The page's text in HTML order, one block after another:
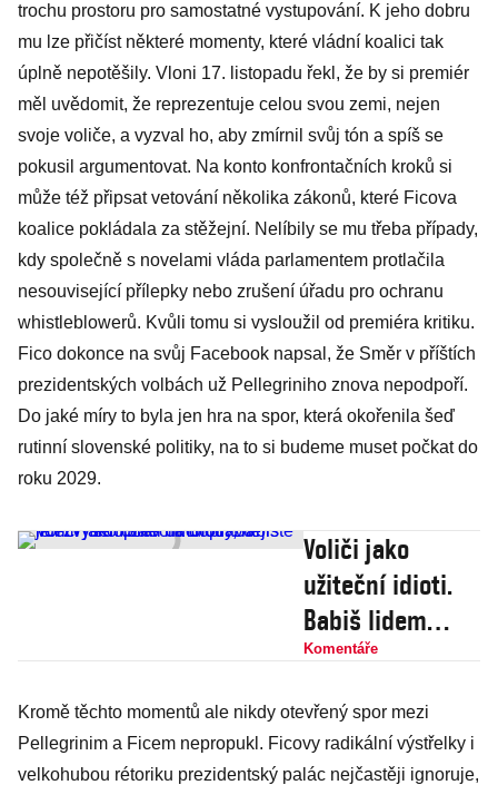
trochu prostoru pro samostatné vystupování. K jeho dobru
mu lze přičíst některé momenty, které vládní koalici tak
úplně nepotěšily. Vloni 17. listopadu řekl, že by si premiér
měl uvědomit, že reprezentuje celou svou zemi, nejen
svoje voliče, a vyzval ho, aby zmírnil svůj tón a spíš se
pokusil argumentovat. Na konto konfrontačních kroků si
může též připsat vetování několika zákonů, které Ficova
koalice pokládala za stěžejní. Nelíbily se mu třeba případy,
kdy společně s novelami vláda parlamentem protlačila
nesouvisející přílepky nebo zrušení úřadu pro ochranu
whistleblowerů. Kvůli tomu si vysloužil od premiéra kritiku.
Fico dokonce na svůj Facebook napsal, že Směr v příštích
prezidentských volbách už Pellegriniho znova nepodpoří.
Do jaké míry to byla jen hra na spor, která okořenila šeď
rutinní slovenské politiky, na to si budeme muset počkat do
roku 2029.
Voliči jako
užiteční idioti.
Babiš lidem
nedoplatil
je i zvýšení slev
na dopravu
Komentáře
Kromě těchto momentů ale nikdy otevřený spor mezi
Pellegrinim a Ficem nepropukl. Ficovy radikální výstřelky i
velkohubou rétoriku prezidentský palác nejčastěji ignoruje,